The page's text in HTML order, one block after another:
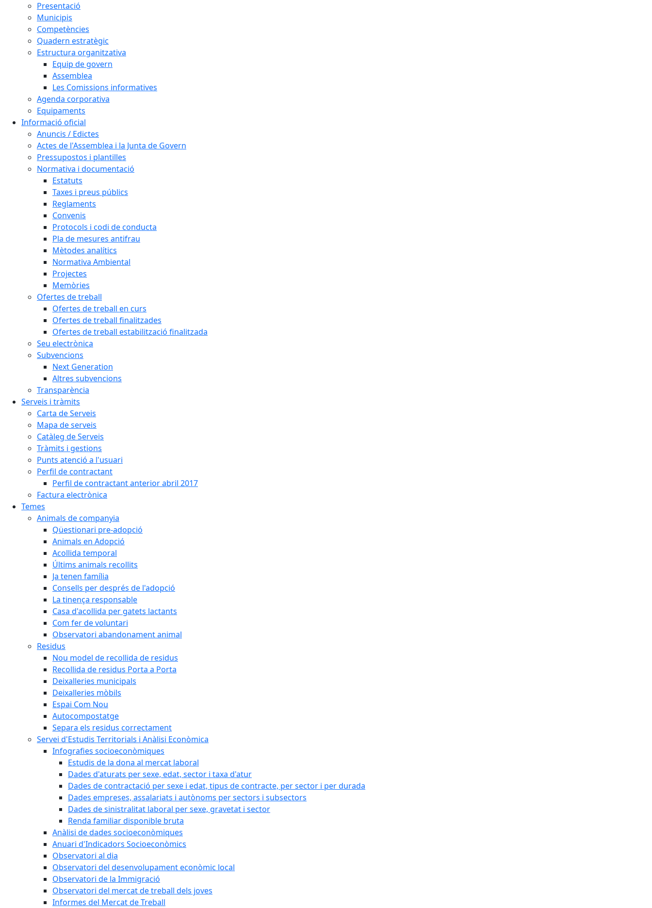
Presentació
Municipis
Competències
Quadern estratègic
Estructura organitzativa
Equip de govern
Assemblea
Les Comissions informatives
Agenda corporativa
Equipaments
Informació oficial
Anuncis / Edictes
Actes de l'Assemblea i la Junta de Govern
Pressupostos i plantilles
Normativa i documentació
Estatuts
Taxes i preus públics
Reglaments
Convenis
Protocols i codi de conducta
Pla de mesures antifrau
Mètodes analítics
Normativa Ambiental
Projectes
Memòries
Ofertes de treball
Ofertes de treball en curs
Ofertes de treball finalitzades
Ofertes de treball estabilització finalitzada
Seu electrònica
Subvencions
Next Generation
Altres subvencions
Transparència
Serveis i tràmits
Carta de Serveis
Mapa de serveis
Catàleg de Serveis
Tràmits i gestions
Punts atenció a l'usuari
Perfil de contractant
Perfil de contractant anterior abril 2017
Factura electrònica
Temes
Animals de companyia
Qüestionari pre-adopció
Animals en Adopció
Acollida temporal
Últims animals recollits
Ja tenen família
Consells per després de l'adopció
La tinença responsable
Casa d'acollida per gatets lactants
Com fer de voluntari
Observatori abandonament animal
Residus
Nou model de recollida de residus
Recollida de residus Porta a Porta
Deixalleries municipals
Deixalleries mòbils
Espai Com Nou
Autocompostatge
Separa els residus correctament
Servei d'Estudis Territorials i Anàlisi Econòmica
Infografies socioeconòmiques
Estudis de la dona al mercat laboral
Dades d'aturats per sexe, edat, sector i taxa d'atur
Dades de contractació per sexe i edat, tipus de contracte, per sector i per durada
Dades empreses, assalariats i autònoms per sectors i subsectors
Dades de sinistralitat laboral per sexe, gravetat i sector
Renda familiar disponible bruta
Anàlisi de dades socioeconòmiques
Anuari d'Indicadors Socioeconòmics
Observatori al dia
Observatori del desenvolupament econòmic local
Observatori de la Immigració
Observatori del mercat de treball dels joves
Informes del Mercat de Treball